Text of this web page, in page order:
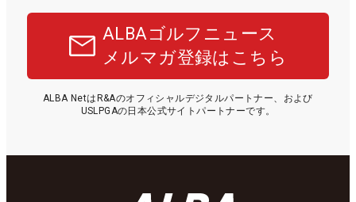
ALBAゴルフニュース
メルマガ登録はこちら
ALBA NetはR&Aのオフィシャルデジタルパートナー、および
USLPGAの日本公式サイトパートナーです。